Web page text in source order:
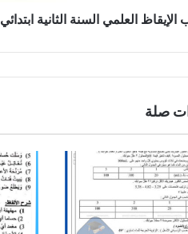
الإيقاظ العلمي السنة الثانية ابتدائي
صلة